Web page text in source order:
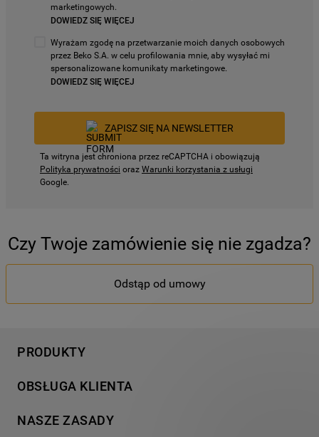
marketingowych.
DOWIEDZ SIĘ WIĘCEJ
Wyrażam zgodę na przetwarzanie moich danych osobowych
przez Beko S.A. w celu profilowania mnie, aby wysyłać mi
spersonalizowane komunikaty marketingowe.
DOWIEDZ SIĘ WIĘCEJ
ZAPISZ SIĘ NA NEWSLETTER
Ta witryna jest chroniona przez reCAPTCHA i obowiązują
Polityka prywatności oraz Warunki korzystania z usługi
Google.
Czy Twoje zamówienie się nie zgadza?
Odstąp od umowy
PRODUKTY
Chłodnictwo
Gotowanie
OBSŁUGA KLIENTA
Napisz do nas
NASZE ZASADY